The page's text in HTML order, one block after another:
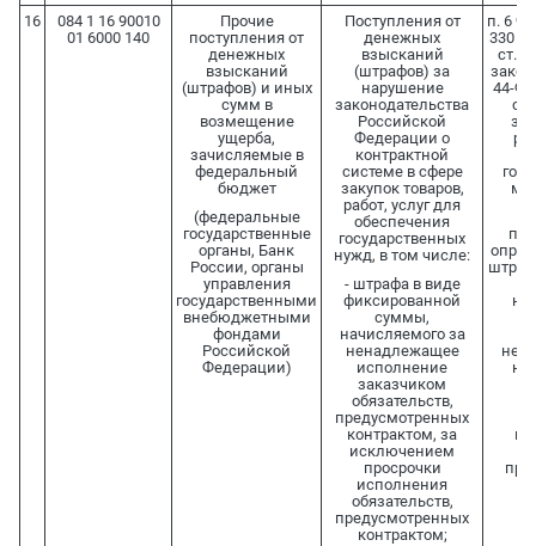
16
084 1 16 90010
01 6000 140
Прочие
поступления от
денежных
взысканий
(штрафов) и иных
сумм в
возмещение
ущерба,
зачисляемые в
федеральный
бюджет
(федеральные
государственные
органы, Банк
России, органы
управления
государственными
внебюджетными
фондами
Российской
Федерации)
Поступления от
денежных
взысканий
(штрафов) за
нарушение
законодательства
Российской
Федерации о
контрактной
системе в сфере
закупок товаров,
работ, услуг для
обеспечения
государственных
нужд, в том числе:
- штрафа в виде
фиксированной
суммы,
начисляемого за
ненадлежащее
исполнение
заказчиком
обязательств,
предусмотренных
контрактом, за
исключением
просрочки
исполнения
обязательств,
предусмотренных
контрактом;
п. 6 ч.
330
ст.
44-
п.